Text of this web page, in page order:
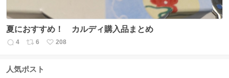
夏におすすめ！ カルディ購入品まとめ
返
数
4
リ
ス
6
い
208
人気ポスト